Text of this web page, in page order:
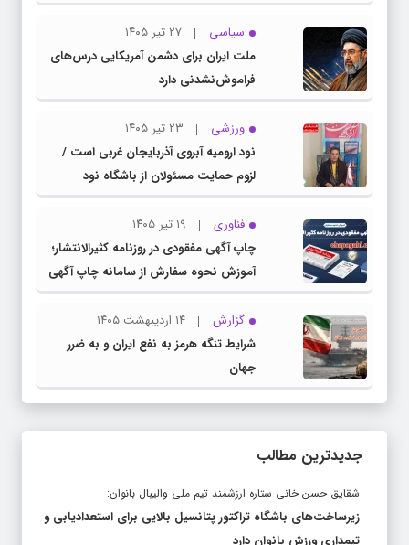
سیاسی
۲۷ تیر ۱۴۰۵
ملت ایران برای دشمن آمریکایی درس‌های
فراموش‌نشدنی دارد
ورزشی
۲۳ تیر ۱۴۰۵
نود ارومیه آبروی آذربایجان غربی است /
لزوم حمایت مسئولان از باشگاه نود
فناوری
۱۹ تیر ۱۴۰۵
چاپ آگهی مفقودی در روزنامه کثیرالانتشار؛
آموزش نحوه سفارش از سامانه چاپ آگهی
دات کام
گزارش
۱۴ اردیبهشت ۱۴۰۵
شرایط تنگه هرمز به نفع ایران و به ضرر
جهان
جدیدترین مطالب
شقایق حسن خانی ستاره ارزشمند تیم ملی والیبال بانوان:
زیرساخت‌های باشگاه تراکتور پتانسیل بالایی برای استعدادیابی و
تیمداری ورزش بانوان دارد